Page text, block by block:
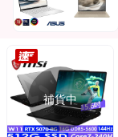
補貨中